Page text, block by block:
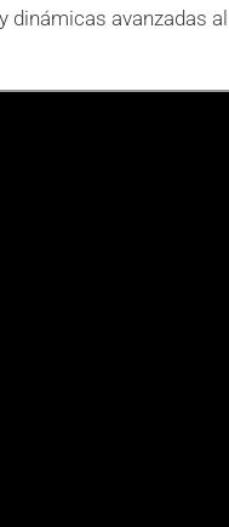
avanzadas